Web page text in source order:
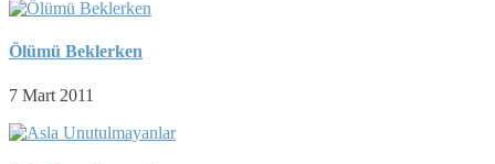
Ölümü Beklerken
7 Mart 2011